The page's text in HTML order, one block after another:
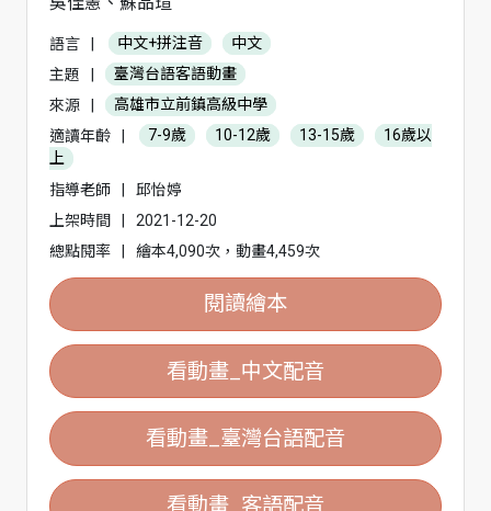
語言 中文+拼注音
中文
主題
臺灣台語客語動畫
來源
高雄市立前鎮高級中學
適讀年齡
7-9歲 10-12歲 13-15歲
16歲以
上
指導老師
邱怡婷
上架時間
2021-12-20
總點閱率
繪本4,090次，動畫4,459次
閱讀繪本
看動畫_中文配音
看動畫_臺灣台語配音
看動畫_客語配音